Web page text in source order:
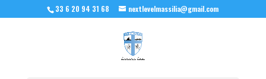
33 6 20 94 31 68 nextlevelmassilia@gmail.com